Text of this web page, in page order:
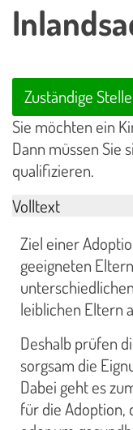
Zuständige Stelle
Sie möchten ein
Dann müssen Sie
qualifizieren.
Volltext
Ziel einer
geeigneten
leiblichen Eltern
Deshalb prüfen
sorgsam die
Dabei geht es
für die Adoption,